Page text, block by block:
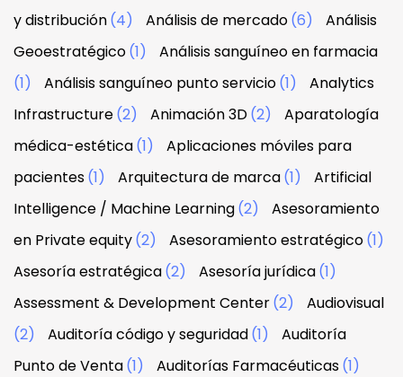
y distribución(4) Análisis de mercado(6)
Análisis
Geoestratégico(1)
Análisis sanguíneo en farmacia
(1)
Análisis sanguíneo punto servicio(1)
Analytics
Infrastructure(2) Animación 3D(2)
Aparatología
médica-estética(1)
Aplicaciones móviles para
pacientes(1) Arquitectura de marca(1)
Artificial
Intelligence / Machine Learning(2)
Asesoramiento
en Private equity(2) Asesoramiento estratégico(1)
Asesoría estratégica(2) Asesoría jurídica(1)
Assessment & Development Center(2)
Audiovisual
(2)
Auditoría código y seguridad(1)
Auditoría
Punto de Venta(1) Auditorías Farmacéuticas(1)